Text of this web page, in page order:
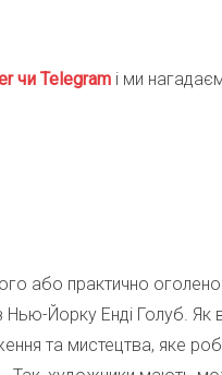
чи Telegram і ми
або практично
Йорку Енді Голуб. Як
та мистецтва, яке